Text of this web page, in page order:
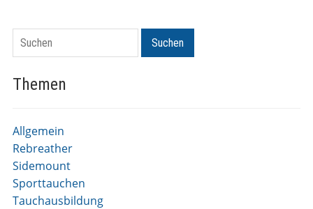
Suchen Suchen
Themen
Allgemein
Rebreather
Sidemount
Sporttauchen
Tauchausbildung